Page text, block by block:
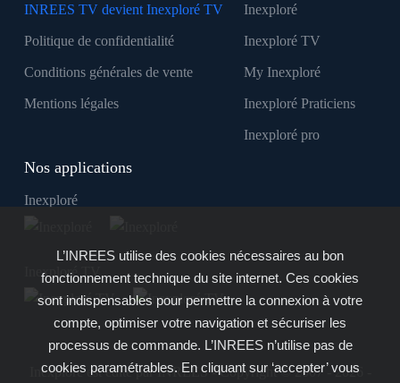
INREES TV devient Inexploré TV
Politique de confidentialité
Conditions générales de vente
Mentions légales
Inexploré
Inexploré TV
My Inexploré
Inexploré Praticiens
Inexploré pro
Nos applications
Inexploré
Inexploré TV
Inexploré est édité par INREES - Copyright © 2007 - 2026 -
L’INREES utilise des cookies nécessaires au bon
fonctionnement technique du site internet. Ces cookies
sont indispensables pour permettre la connexion à votre
compte, optimiser votre navigation et sécuriser les
processus de commande. L’INREES n’utilise pas de
cookies paramétrables. En cliquant sur ‘accepter’ vous